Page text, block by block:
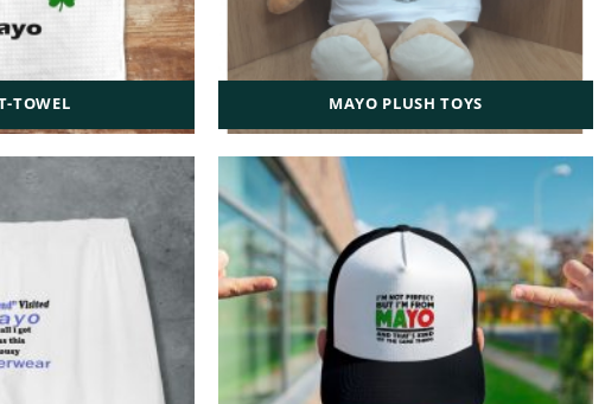
TOWEL MAYO PLUSH TOYS